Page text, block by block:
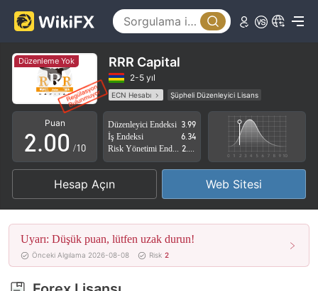
Düzenleme Yok RRR Capital
2-5 yıl
ECN Hesabı
Şüpheli Düzenleyici Lisans
Şüpheli İş Kapsamı
Yüksek düzeyde potansiyel risk
Puan
0
1
2
3
4
5
6
7
.0
1
2
3
4
5
0
1
2
3
4
5
/10
Düzenleyici Endeksi 3.99
İş Endeksi
6.34
Hesap Açın Web Sitesi
Uyarı: Düşük puan, lütfen uzak durun!
Önceki Algılama 2026-08-08 Risk 2